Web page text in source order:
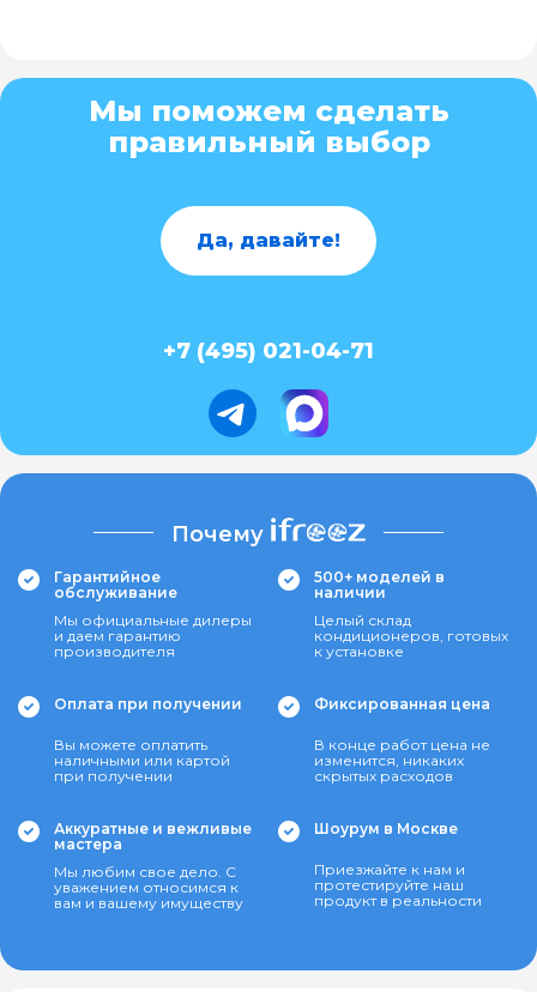
Мы поможем сделать
правильный выбор
Да, давайте!
+7 (495) 021-04-71
Почему
Гарантийное
обслуживание
Мы официальные дилеры
и даем гарантию
производителя
500+ моделей в
наличии
Целый склад
кондиционеров, готовых
к установке
Оплата при получении
Вы можете оплатить
наличными или картой
при получении
Фиксированная цена
В конце работ цена не
изменится, никаких
скрытых расходов
Аккуратные и вежливые
мастера
Мы любим свое дело. С
уважением относимся к
вам и вашему имуществу
Шоурум в Москве
Приезжайте к нам и
протестируйте наш
продукт в реальности